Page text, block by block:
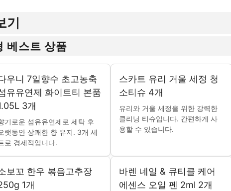
기
베스트 상품
우니 7일향수 초고농축
유유연제 화이트티 본품
3개
기로운 섬유유연제로 세탁 후
랫동안 상쾌한 향 유지. 3개 세
로 경제적입니다.
스카트 유리 거울 세정 청
소티슈 4개
유리와 거울 세정을 위한 강력한
클리닝 티슈입니다. 간편하게 사
용할 수 있습니다.
보꼬 한우 볶음고추장
1개
바렌 네일 & 큐티클 케어
에센스 오일 펜 2ml 2개